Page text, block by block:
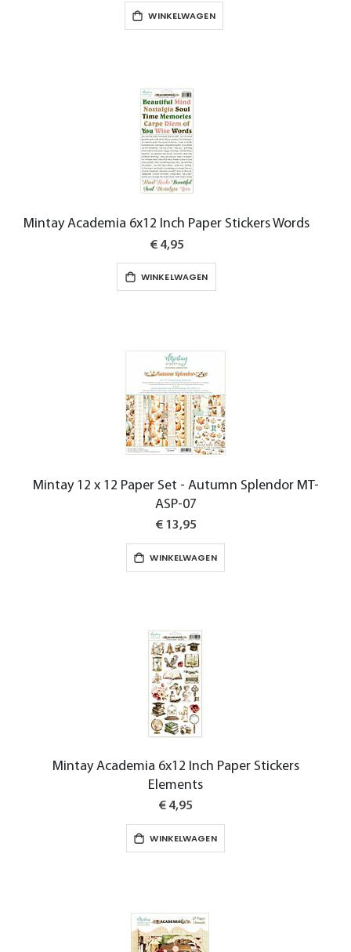
WINKELWAGEN
Mintay Academia 6x12 Inch Paper Stickers Words
€ 4,95
WINKELWAGEN
Mintay 12 x 12 Paper Set - Autumn Splendor MT-
ASP-07
€ 13,95
WINKELWAGEN
Mintay Academia 6x12 Inch Paper Stickers
Elements
€ 4,95
WINKELWAGEN